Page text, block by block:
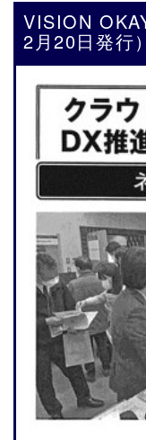
VISION
2月20日発行）